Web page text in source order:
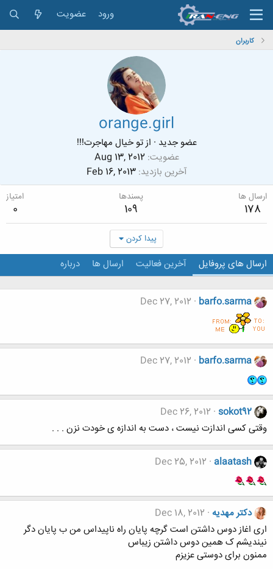
ورود عضویت
کاربران
orange.girl
عضو جدید · ازتو خیال مهاجرت!!!
عضویت Aug 13, 2012
آخرین بازدید Feb 16, 2013
ارسال ها
178
پسندها
109
امتیاز
0
پیدا کردن
ارسال های پروفایل آخرین فعالیت ارسال ها درباره
barfo.sarma
Dec 27, 2012
barfo.sarma
Dec 27, 2012
sokot92
Dec 26, 2012
وقتی کسی اندازت نیست ، دست به اندازه ی خودت نزن . . .
alaatash
Dec 25, 2012
دکتر مهدیه Dec 18, 2012
اری اغاز دوس داشتن است گرچه پایان راه ناپیداس من ب پایان دگر
نیندیشم ک همین دوس داشتن زیباس
ممنون برای دوستی عزیزم